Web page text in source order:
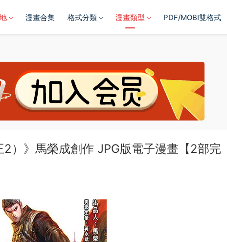
漫畫合集 格式分類 漫畫類型 PDF/MOBI雙格式
2）》馬榮成創作 JPG版電子漫畫【2部完